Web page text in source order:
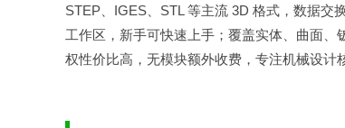
STEP、IGES、STL 等主流 3D 格式，数据交
工作区，新手可快速上手；覆盖实体、曲面
权性价比高，无模块额外收费，专注机械设计